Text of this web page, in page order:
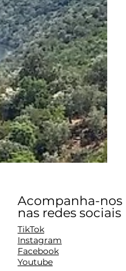
Acompanha-nos
nas redes sociais
TikTok
Instagram
Facebook
Youtube